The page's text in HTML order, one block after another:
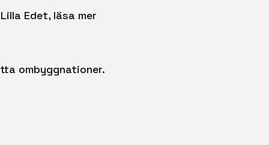
Edet, läsa mer
ombyggnationer.